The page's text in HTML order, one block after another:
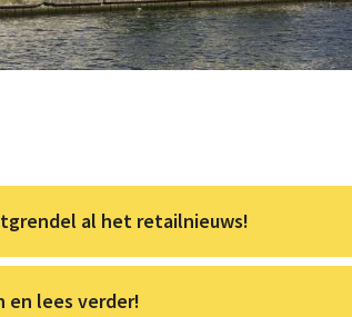
al het retailnieuws!
en lees verder!